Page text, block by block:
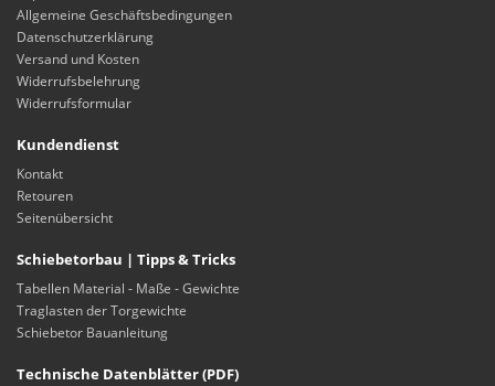
Allgemeine Geschäftsbedingungen
Datenschutzerklärung
Versand und Kosten
Widerrufsbelehrung
Widerrufsformular
Kundendienst
Kontakt
Retouren
Seitenübersicht
Schiebetorbau | Tipps & Tricks
Tabellen Material - Maße - Gewichte
Traglasten der Torgewichte
Schiebetor Bauanleitung
Technische Datenblätter (PDF)